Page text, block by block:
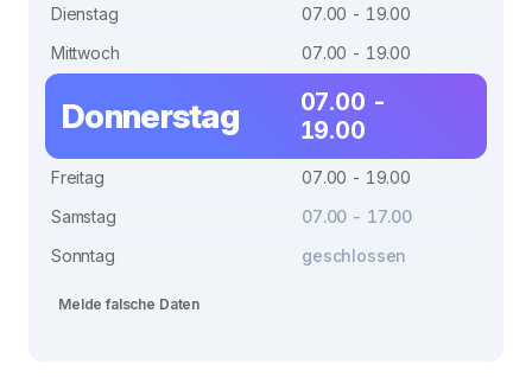
Dienstag
07.00 - 19.00
Mittwoch
07.00 - 19.00
Donnerstag
07.00 -
19.00
Freitag
07.00 - 19.00
Samstag
07.00 - 17.00
Sonntag
geschlossen
Melde falsche Daten